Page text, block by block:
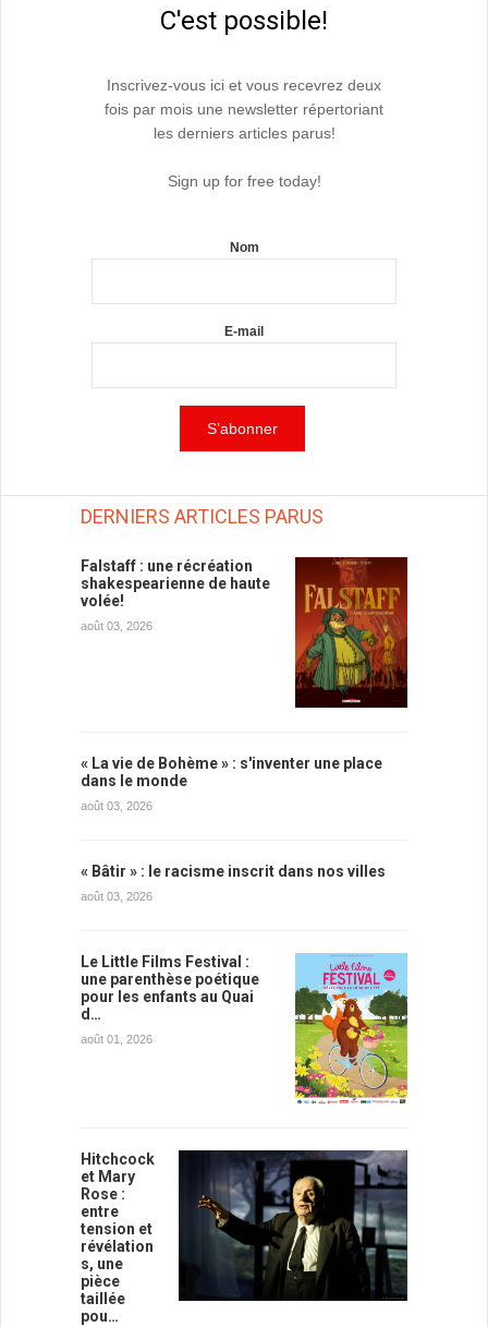
C'est possible!
Inscrivez-vous ici et vous recevrez deux
fois par mois une newsletter répertoriant
les derniers articles parus!
Sign up for free today!
Nom
E-mail
DERNIERS ARTICLES PARUS
Falstaff : une récréation
shakespearienne de haute
volée!
août 03, 2026
« La vie de Bohème » : s'inventer une place
dans le monde
août 03, 2026
« Bâtir » : le racisme inscrit dans nos villes
août 03, 2026
Le Little Films Festival :
une parenthèse poétique
pour les enfants au Quai
d…
août 01, 2026
Hitchcock
et Mary
Rose :
entre
tension et
révélation
s, une
pièce
taillée
pou…